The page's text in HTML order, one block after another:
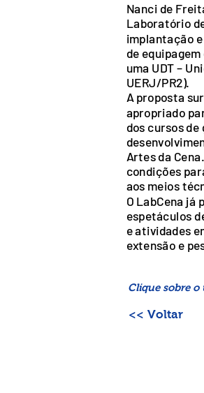
Nanci de
Laboratório
implantação
de
uma UDT –
UERJ/PR2).
A proposta
apropriado
dos cursos
Artes da
condições
aos meios
O LabCena já
espetáculos
e atividades
extensão e
Clique sobre o
<< Voltar